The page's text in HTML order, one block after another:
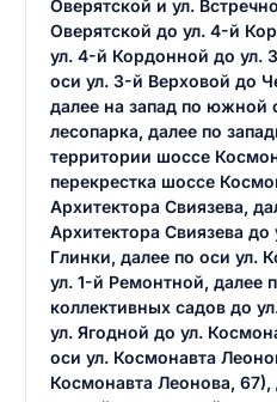
Оверятской и ул.
Оверятской до ул. 4-й
ул. 4-й Кордонной до ул.
оси ул. 3-й Верховой до
далее на запад по южной
лесопарка, далее по
территории шоссе
перекрестка шоссе
Архитектора Свиязева,
Архитектора Свиязева до
Глинки, далее по оси ул.
ул. 1-й Ремонтной, далее
коллективных садов до
ул. Ягодной до ул.
оси ул. Космонавта
Космонавта Леонова, 67),